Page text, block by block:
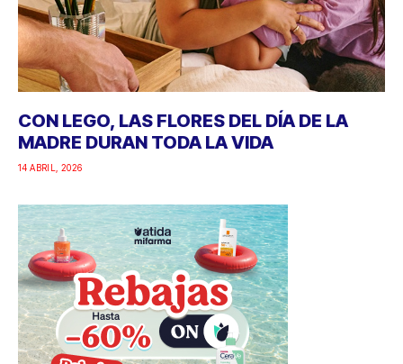
CON LEGO, LAS FLORES DEL DÍA DE LA
MADRE DURAN TODA LA VIDA
14 ABRIL, 2026